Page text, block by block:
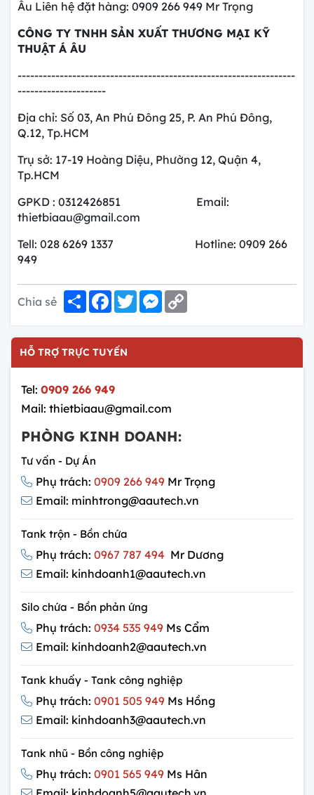
Âu Liên hệ đặt hàng: 0909 266 949 Mr Trọng
CÔNG TY TNHH SẢN XUẤT THƯƠNG MẠI KỸ
THUẬT Á ÂU
------------------------------------------------------------------
---------------------
Địa chỉ: Số 03, An Phú Đông 25, P. An Phú Đông,
Q.12, Tp.HCM
Trụ sở: 17-19 Hoàng Diệu, Phường 12, Quận 4,
Tp.HCM
GPKD : 0312426851 Email:
thietbiaau@gmail.com
Tell: 028 6269 1337 Hotline: 0909 266
949
Chia sẻ ShareFacebook
TwitterMessenger
HỖ TRỢ TRỰC TUYẾN
Tel: 0909 266 949
Mail: thietbiaau@gmail.com
PHÒNG KINH DOANH:
Tư vấn - Dự Án
Phụ trách: 0909 266 949 Mr Trọng
Email: minhtrong@aautech.vn
Tank trộn - Bồn chứa
Phụ trách: 0967 787 494 Mr Dương
Email: kinhdoanh1@aautech.vn
Silo chứa - Bồn phản ứng
Phụ trách: 0934 535 949 Ms Cẩm
Email: kinhdoanh2@aautech.vn
Tank khuấy - Tank công nghiệp
Phụ trách: 0901 505 949 Ms Hồng
Email: kinhdoanh3@aautech.vn
Tank nhũ - Bồn công nghiệp
Phụ trách: 0901 565 949 Ms Hân